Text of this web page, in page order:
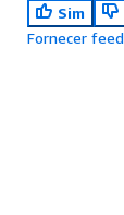
Sim
Fornecer